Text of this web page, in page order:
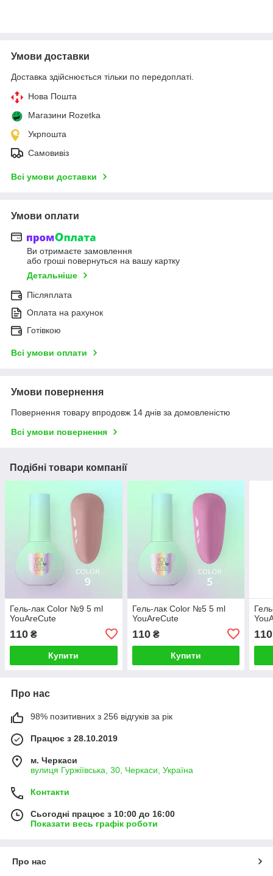
Умови доставки
Доставка здійснюється тільки по передоплаті.
Нова Пошта
Магазини Rozetka
Укрпошта
Самовивіз
Всі умови доставки
Умови оплати
Ви отримаєте замовлення
або гроші повернуться на вашу картку
Детальніше
Післяплата
Оплата на рахунок
Готівкою
Всі умови оплати
Умови повернення
Повернення товару впродовж 14 днів за домовленістю
Всі умови повернення
Подібні товари компанії
Гель-лак Color №9 5 ml
YouAreCute
110 ₴
Купити
Гель-лак Color №5 5 ml
YouAreCute
110₴
Купити
110
Про нас
98% позитивних з 256 відгуків за рік
Працює з 28.10.2019
м. Черкаси
вулиця Гуржіївська, 30, Черкаси, Україна
Контакти
Сьогодні працює з 10:00 до 16:00
Показати весь графік роботи
Про нас